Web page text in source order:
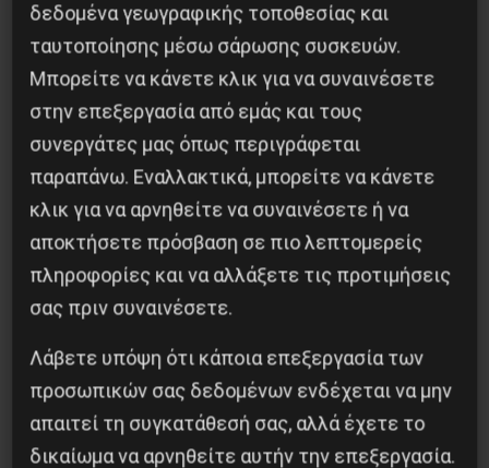
Απεργίας της 9ης Νοέμβρη και για την
μετατροπή της σε Γενική Πολιτική Απεργία
Διαρκείας. Είναι η δεύτερη σ’ αυτήν την
περιοχή, σε διάστημα 6 μηνών, διαδήλωση
ενάντια στην ακρίβεια και προέκυψε ως
αποτέλεσμα της επιτυχημένης σύσκεψης στις
αρχές Οκτώβρη της Εργατικής Συμμαχίας στα
Δυτικά, η οποία απηύθυνε κάλεσμα κοινής
δράσης στις υπόλοιπες ταξικές δυνάμεις της
αποφασίστηκε η οργάνωση της διαδήλωσης και
η έκδοση προπαγανδιστικού υλικού για την
επιτυχία της.
δεδομένα γεωγραφικής τοποθεσίας και
ταυτοποίησης μέσω σάρωσης συσκευών.
Μπορείτε να κάνετε κλικ για να συναινέσετε
στην επεξεργασία από εμάς και τους
συνεργάτες μας όπως περιγράφεται
παραπάνω. Εναλλακτικά, μπορείτε να κάνετε
κλικ για να αρνηθείτε να συναινέσετε ή να
αποκτήσετε πρόσβαση σε πιο λεπτομερείς
πληροφορίες και να αλλάξετε τις προτιμήσεις
σας πριν συναινέσετε.
Λάβετε υπόψη ότι κάποια επεξεργασία των
προσωπικών σας δεδομένων ενδέχεται να μην
απαιτεί τη συγκατάθεσή σας, αλλά έχετε το
δικαίωμα να αρνηθείτε αυτήν την επεξεργασία.